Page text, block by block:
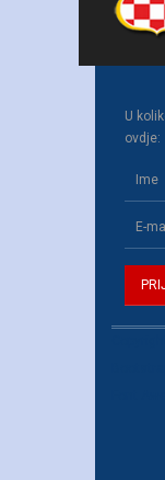
U
ovdje: